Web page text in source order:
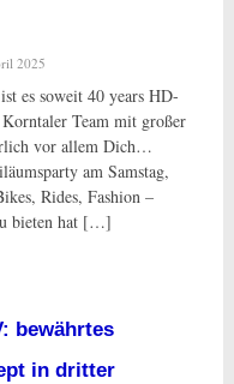
2025
es soweit 40 years HD-
Team mit großer
vor allem Dich…
am Samstag,
Rides, Fashion –
bieten hat […]
bewährtes
in dritter